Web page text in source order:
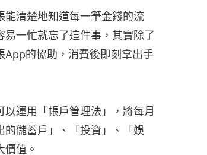
清楚地知道每一筆金錢的流
一忙就忘了這件事，其實除了
App的協助，消費後即刻拿出手
運用「帳戶管理法」，將每月
的儲蓄戶」、「投資」、「娛
值。